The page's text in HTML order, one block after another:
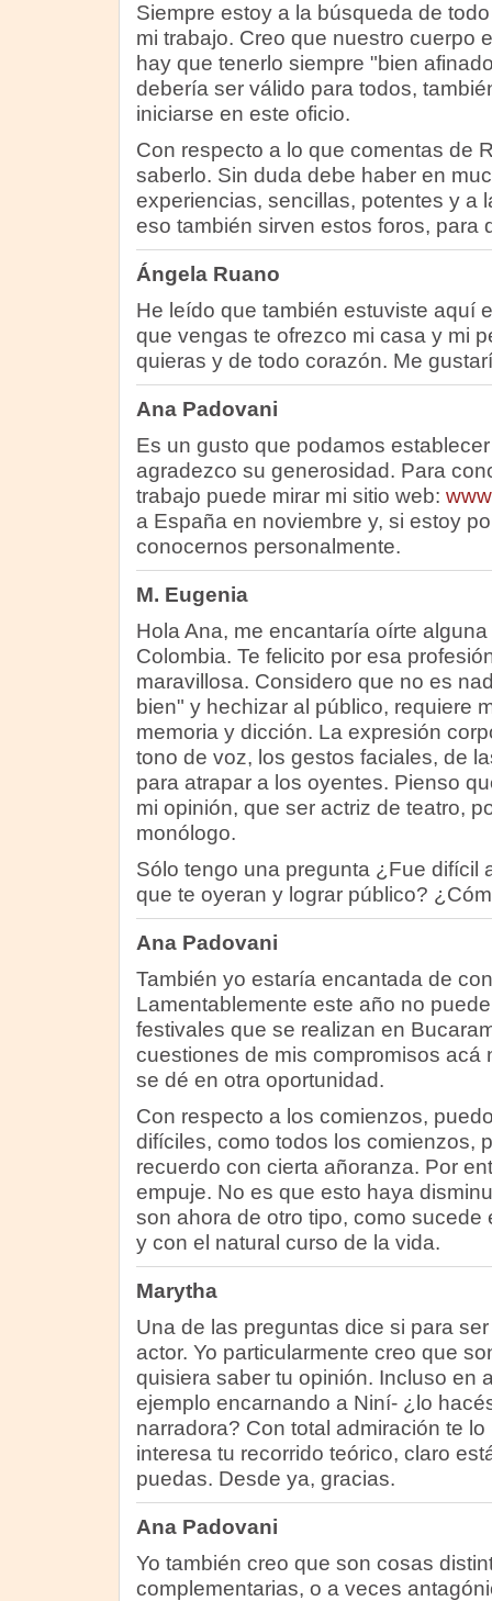
Siempre estoy a la búsqueda de
mi trabajo. Creo que nuestro cuerpo
hay que tenerlo siempre "bien
debería ser válido para todos,
iniciarse en este oficio.
Con respecto a lo que comentas de
saberlo. Sin duda debe haber en
experiencias, sencillas, potentes y a
eso también sirven estos foros, para
Ángela Ruano
He leído que también estuviste aquí
que vengas te ofrezco mi casa y mi
quieras y de todo corazón. Me
Ana Padovani
Es un gusto que podamos
agradezco su generosidad. Para
trabajo puede mirar mi sitio web:
a España en noviembre y, si estoy
conocernos personalmente.
M. Eugenia
Hola Ana, me encantaría oírte
Colombia. Te felicito por esa
maravillosa. Considero que no es
bien" y hechizar al público, requiere
memoria y dicción. La expresión
tono de voz, los gestos faciales, de
para atrapar a los oyentes. Pienso
mi opinión, que ser actriz de teatro,
monólogo.
Sólo tengo una pregunta ¿Fue difícil
que te oyeran y lograr público?
Ana Padovani
También yo estaría encantada de
Lamentablemente este año no
festivales que se realizan en
cuestiones de mis compromisos acá
se dé en otra oportunidad.
Con respecto a los comienzos,
difíciles, como todos los comienzos,
recuerdo con cierta añoranza. Por
empuje. No es que esto haya
son ahora de otro tipo, como sucede
y con el natural curso de la vida.
Marytha
Una de las preguntas dice si para
actor. Yo particularmente creo que
quisiera saber tu opinión. Incluso en
ejemplo encarnando a Niní- ¿lo
narradora? Con total admiración te
interesa tu recorrido teórico, claro
puedas. Desde ya, gracias.
Ana Padovani
Yo también creo que son cosas
complementarias, o a veces